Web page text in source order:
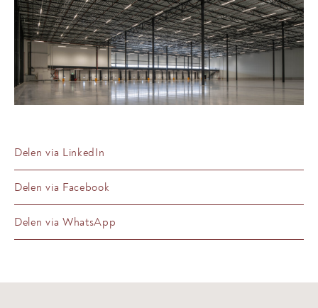
Delen via Facebook
Delen via LinkedIn
Delen via WhatsApp